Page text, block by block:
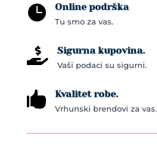
 Online podrška
Tu smo za vas.
 Sigurna kupovina.
Vaši podaci su sigurni.
 Kvalitet robe.
Vrhunski brendovi za vas.